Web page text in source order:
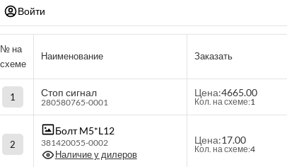
Войти
№ на
схеме
Наименование Заказать
1 Стоп сигнал
280580765-0001
Цена:4665.00
Кол. на схеме:1
2
Болт M5*L12
381420055-0002
Наличие у дилеров
Цена:17.00
Кол. на схеме:4